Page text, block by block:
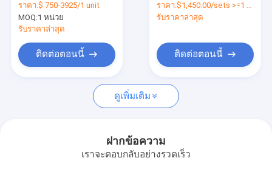
บล็อก
วิทยุเครือข่ายตาข่าย
ลิงค์ข้อมูล/วิดีโอ HD/เครือข่ายไร้สายอุตสาหกรรม
ระยะไกลพิเศษ,
ความหน่วงต่ำ, ต้นทุน
ต่ำ, การส่งข้อมูลและ
Data Link หลายช่อง
สัญญาณ
ราคา:$ 750-3925/1 unit
MOQ:1 หน่วย
รับราคาล่าสุด
ติดต่อตอนนี้
ราคา:$1,450.00/sets >=1 sets
รับราคาล่าสุด
ติดต่อตอนนี้
ดูเพิ่มเติม
ฝากข้อความ
เราจะตอบกลับอย่างรวดเร็ว